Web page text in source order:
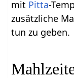
mit Pitta-
zusätzliche
tun zu geben.